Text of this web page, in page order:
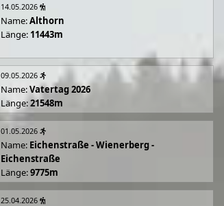
14.05.2026
Name:Althorn
Länge: 11443m
09.05.2026
Name:Vatertag 2026
Länge:21548m
01.05.2026
Name: Eichenstraße - Wienerberg -
Eichenstraße
Länge:9775m
25.04.2026